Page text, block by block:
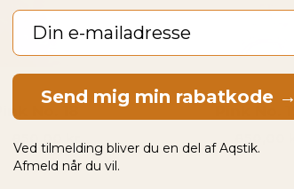
Pink No. 18
Email
Send mig min rabatkode →
Ved tilmelding bliver du en del af Aqstik.
Afmeld når du vil.